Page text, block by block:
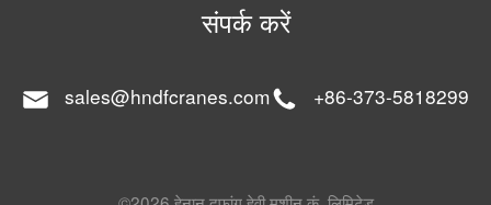
संपर्क करें
sales@hndfcranes.com +86-373-5818299